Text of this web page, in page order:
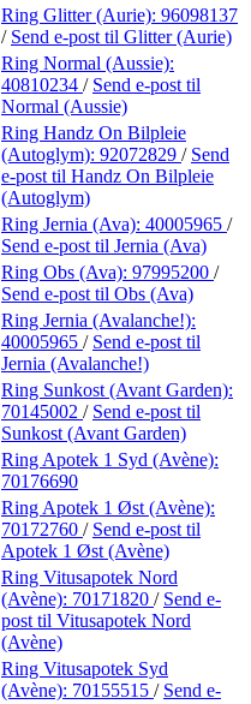
Ring Glitter (Aurie): 96098137
/ Send e-post til Glitter (Aurie)
Ring Normal (Aussie):
40810234 / Send e-post til
Normal (Aussie)
Ring Handz On Bilpleie
(Autoglym): 92072829 / Send
e-post til Handz On Bilpleie
(Autoglym)
Ring Jernia (Ava): 40005965 /
Send e-post til Jernia (Ava)
Ring Obs (Ava): 97995200 /
Send e-post til Obs (Ava)
Ring Jernia (Avalanche!):
40005965 / Send e-post til
Jernia (Avalanche!)
Ring Sunkost (Avant Garden):
70145002 / Send e-post til
Sunkost (Avant Garden)
Ring Apotek 1 Syd (Avène):
70176690
Ring Apotek 1 Øst (Avène):
70172760 / Send e-post til
Apotek 1 Øst (Avène)
Ring Vitusapotek Nord
(Avène): 70171820 / Send e-
post til Vitusapotek Nord
(Avène)
Ring Vitusapotek Syd
(Avène): 70155515 / Send e-